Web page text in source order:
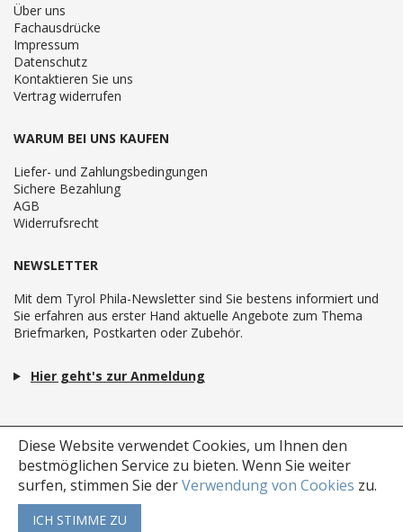
Diese Website verwendet Cookies, um Ihnen den
bestmöglichen Service zu bieten. Wenn Sie weiter
surfen, stimmen Sie derVerwendung von Cookies zu.
ICH STIMME ZU
Über uns
Fachausdrücke
Impressum
Datenschutz
Kontaktieren Sie uns
Vertrag widerrufen
WARUM BEI UNS KAUFEN
Liefer- und Zahlungsbedingungen
Sichere Bezahlung
AGB
Widerrufsrecht
NEWSLETTER
Mit dem Tyrol Phila-Newsletter sind Sie bestens informiert und
Sie erfahren aus erster Hand aktuelle Angebote zum Thema
Briefmarken, Postkarten oder Zubehör.
Hier geht's zur Anmeldung
Copyright